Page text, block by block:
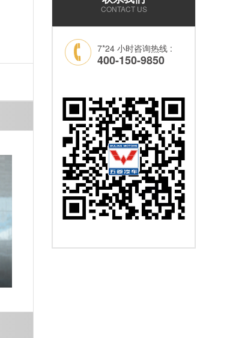
和耐用就够了！…
CONTACT US
7*24 小时咨询热线 :
400-150-9850